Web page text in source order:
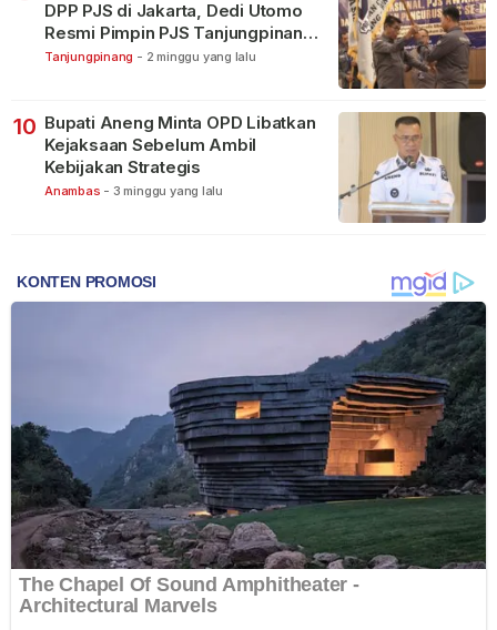
DPP PJS di Jakarta, Dedi Utomo
Resmi Pimpin PJS Tanjungpinang-
Bintan
Tanjungpinang - 2 minggu yang lalu
10 Bupati Aneng Minta OPD Libatkan
Kejaksaan Sebelum Ambil
Kebijakan Strategis
Anambas - 3 minggu yang lalu